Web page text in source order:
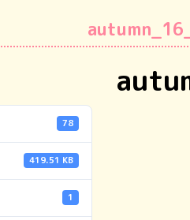
78
419.51 KB
1